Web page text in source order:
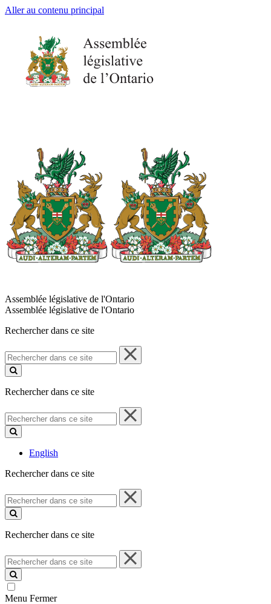
Aller au contenu principal
Assemblée législative de l'Ontario
Assemblée législative de l'Ontario
Rechercher dans ce site
Rechercher
dans
ce
Rechercher dans ce site
Rechercher
dans
ce
English
Rechercher dans ce site
Rechercher
dans
ce
Rechercher dans ce site
Rechercher
dans
ce
site
Menu Fermer